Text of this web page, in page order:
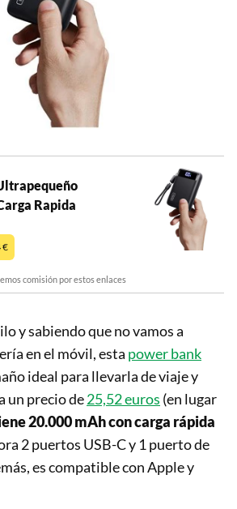
Rapida
€
comisión por estos enlaces
y sabiendo que no vamos a
en el móvil, esta power bank
ideal para llevarla de viaje y
un precio de25,52 euros (en lugar
20.000 mAh con carga rápida
2 puertos USB-C y 1 puerto de
es compatible con Apple y